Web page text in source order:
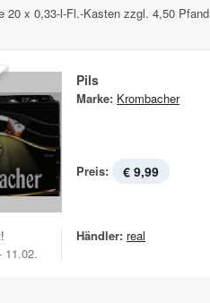
20 x 0,33-l-Fl.-Kasten zzgl. 4,50 Pfand
Pils
Marke: Krombacher
Preis: € 9,99
11.02.
Händler: real